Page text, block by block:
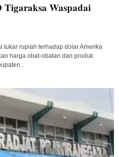
Tigaraksa Waspadai
tukar rupiah terhadap dolar Amerika
harga obat-obatan dan produk